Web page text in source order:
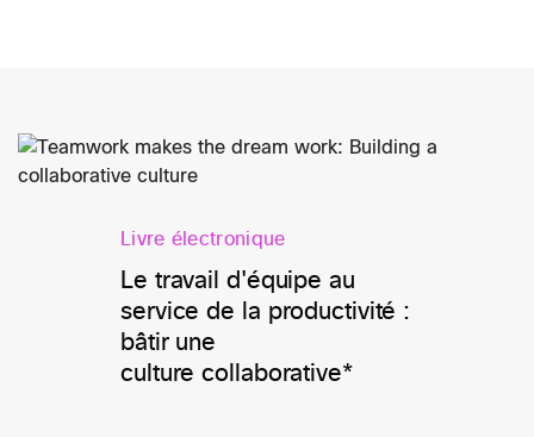
Livre électronique
Le travail d'équipe au
service de la productivité :
bâtir une
culture collaborative*